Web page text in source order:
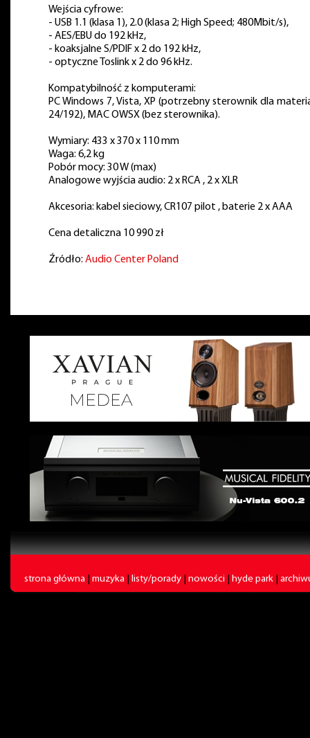
Wejścia cyfrowe:
- USB 1.1 (klasa 1), 2.0 (klasa 2; High Speed; 480Mbit/s),
- AES/EBU do 192 kHz,
- koaksjalne S/PDIF x 2 do 192 kHz,
- optyczne Toslink x 2 do 96 kHz.
Kompatybilność z komputerami:
PC Windows 7, Vista, XP (potrzebny sterownik dla
24/192), MAC OWSX (bez sterownika).
Wymiary: 433 x 370 x 110 mm
Waga: 6,2 kg
Pobór mocy: 30 W (max)
Analogowe wyjścia audio: 2 x RCA , 2 x XLR
Akcesoria: kabel sieciowy, CR107 pilot , baterie 2 x AAA
Cena detaliczna 10 990 zł
Źródło: Audio Center Poland
strona główna muzyka listy/porady nowości hyde park